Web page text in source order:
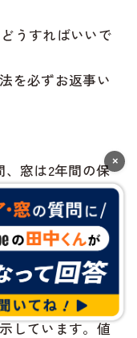
うすればいいで
を必ずお返事い
、窓は2年間の保
1年間です。メー
の工事保険によ
てもらえます
しています。値
×